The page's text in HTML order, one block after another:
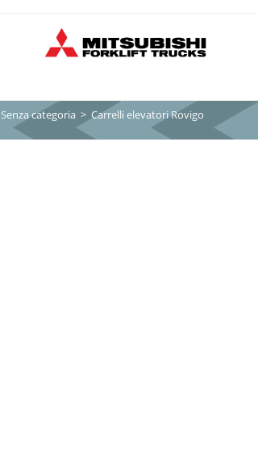
Senza categoria > Carrelli elevatori Rovigo